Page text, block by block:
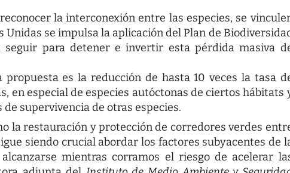
la interconexión entre las especies, se
Unidas se impulsa la aplicación del Plan de
seguir para detener e invertir esta pérdida masiva
es la reducción de hasta 10 veces la tasa
en especial de especies autóctonas de ciertos hábitats
supervivencia de otras especies.
la restauración y protección de corredores verdes
siendo crucial abordar los factores subyacentes de
mientras corramos el riesgo de acelerar